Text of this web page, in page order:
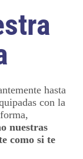
hasta
con la
nuestras
como si te